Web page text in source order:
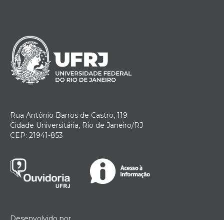
Rua Antônio Barros de Castro, 119
Cidade Universitária, Rio de Janeiro/RJ
CEP: 21941-853